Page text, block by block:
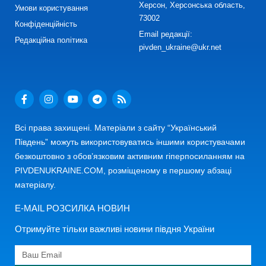
Умови користування
Конфіденційність
Редакційна політика
Херсон, Херсонська область,
73002
Email редакції:
pivden_ukraine@ukr.net
Всі права захищені. Матеріали з сайту “Український
Південь” можуть використовуватись іншими користувачами
безкоштовно з обов’язковим активним гіперпосиланням на
PIVDENUKRAINE.COM, розміщеному в першому абзаці
матеріалу.
E-MAIL РОЗСИЛКА НОВИН
Отримуйте тільки важливі новини півдня України